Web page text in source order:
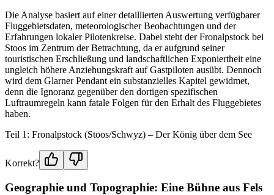
Die Analyse basiert auf einer detaillierten Auswertung verfügbarer
Fluggebietsdaten, meteorologischer Beobachtungen und der
Erfahrungen lokaler Pilotenkreise. Dabei steht der Fronalpstock bei
Stoos im Zentrum der Betrachtung, da er aufgrund seiner
touristischen Erschließung und landschaftlichen Exponiertheit eine
ungleich höhere Anziehungskraft auf Gastpiloten ausübt. Dennoch
wird dem Glarner Pendant ein substanzielles Kapitel gewidmet,
denn die Ignoranz gegenüber den dortigen spezifischen
Luftraumregeln kann fatale Folgen für den Erhalt des Fluggebietes
haben.
Teil 1: Fronalpstock (Stoos/Schwyz) – Der König über dem See
Korrekt?
Geographie und Topographie: Eine Bühne aus Fels